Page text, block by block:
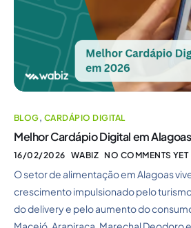
BLOG, CARDÁPIO DIGITAL
Melhor Cardápio Digital em
16/02/2026 WABIZ NO COMMENTS YET
O setor de alimentação em Alagoas
crescimento impulsionado pelo
do delivery e pelo aumento do